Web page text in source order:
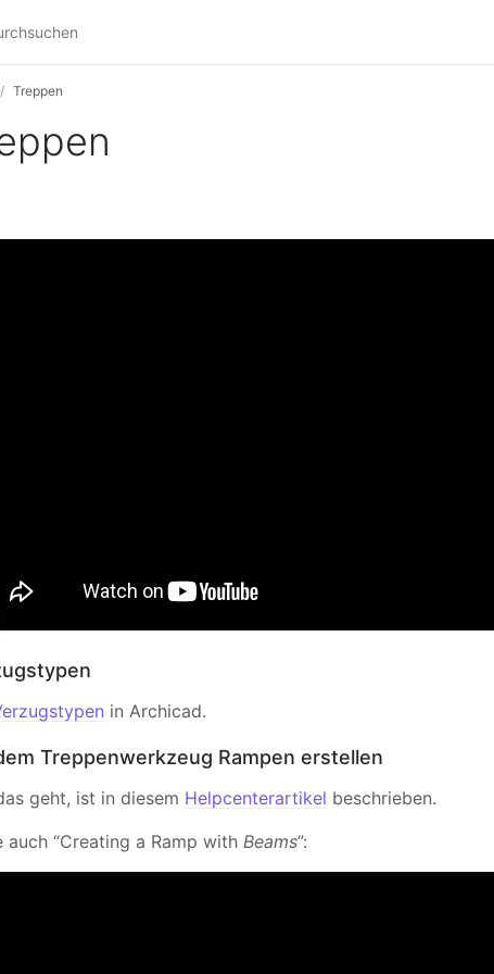
Treppen
in Archicad.
Treppenwerkzeug Rampen erstellen
geht, ist in diesem Helpcenterartikel beschrieben.
auch “Creating a Ramp with Beams”: